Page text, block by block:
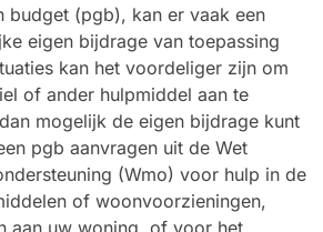
budget (pgb), kan er vaak een
eigen bijdrage van toepassing
kan het voordeliger zijn om
of ander hulpmiddel aan te
mogelijk de eigen bijdrage kunt
pgb aanvragen uit de Wet
(Wmo) voor hulp in de
of woonvoorzieningen,
aan uw woning, of voor het